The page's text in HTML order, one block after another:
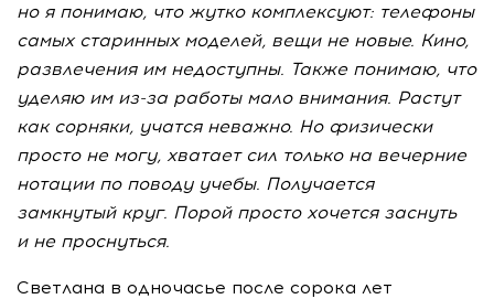
но я понимаю, что жутко комплексуют: телефоны
самых старинных моделей, вещи не новые. Кино,
развлечения им недоступны. Также понимаю, что
уделяю им из-за работы мало внимания. Растут
как сорняки, учатся неважно. Но физически
просто не могу, хватает сил только на вечерние
нотации по поводу учебы. Получается
замкнутый круг. Порой просто хочется заснуть
и не проснуться.
Светлана в одночасье после сорока лет